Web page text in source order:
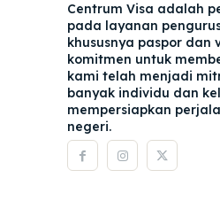
Centrum Visa adalah
pada layanan
khususnya paspor dan
komitmen untuk
kami telah menjadi
banyak individu dan
mempersiapkan
negeri.